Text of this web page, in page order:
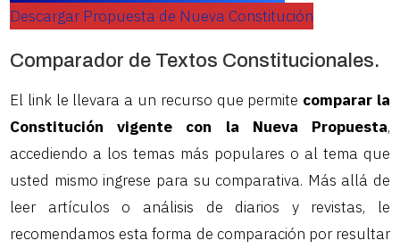
Descargar Propuesta de Nueva Constitución
Comparador de Textos Constitucionales.
El link le llevara a un recurso que permite comparar la
Constitución vigente con la Nueva Propuesta,
accediendo a los temas más populares o al tema que
usted mismo ingrese para su comparativa. Más allá de
leer artículos o análisis de diarios y revistas, le
recomendamos esta forma de comparación por resultar